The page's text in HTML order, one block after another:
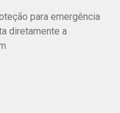
para emergência
diretamente a